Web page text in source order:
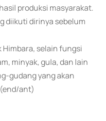
produksi masyarakat.
diikuti dirinya sebelum
Himbara, selain fungsi
minyak, gula, dan lain
gudang yang akan
ant)